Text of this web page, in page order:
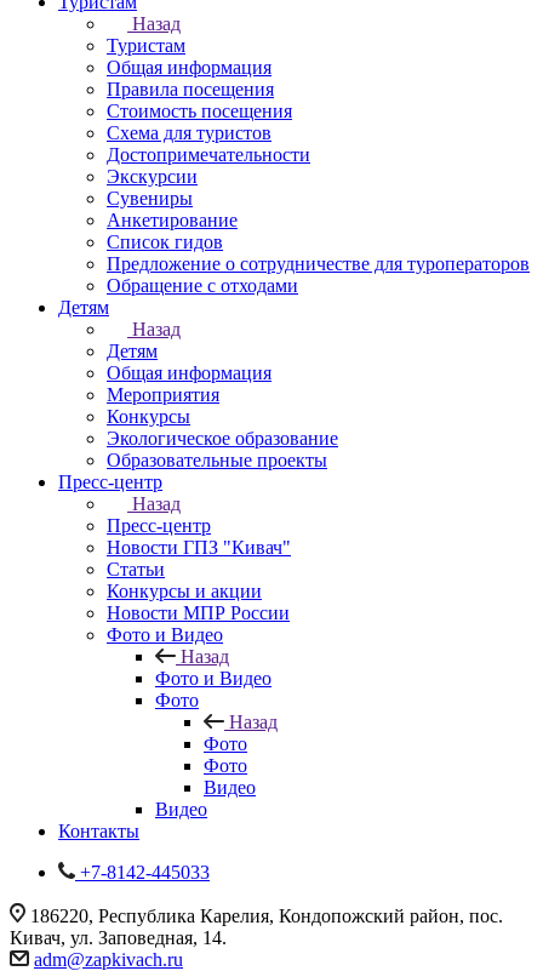
Назад
Туристам
Общая информация
Правила посещения
Стоимость посещения
Схема для туристов
Достопримечательности
Экскурсии
Сувениры
Анкетирование
Список гидов
Предложение о сотрудничестве для туроператоров
Обращение с отходами
Детям
Назад
Детям
Общая информация
Мероприятия
Конкурсы
Экологическое образование
Образовательные проекты
Пресс-центр
Назад
Пресс-центр
Новости ГПЗ "Кивач"
Статьи
Конкурсы и акции
Новости МПР России
Фото и Видео
Назад
Фото и Видео
Фото
Назад
Фото
Фото
Видео
Видео
Контакты
+7-8142-445033
186220, Республика Карелия, Кондопожский район, пос.
Кивач, ул. Заповедная, 14.
adm@zapkivach.ru